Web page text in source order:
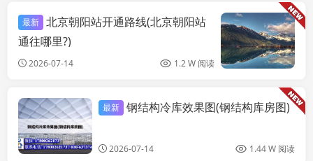
最新 北京朝阳站开通路线(北京朝阳站
通往哪里?)
2026-07-14 1.2 W 阅读
结构地下室设计
最新 钢结构冷库效果图(钢结构库房图)
2026-07-14 1.44 W 阅读